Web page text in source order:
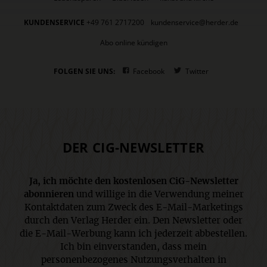
KUNDENSERVICE +49 761 2717200
kundenservice@herder.de
Abo online kündigen
FOLGEN SIE UNS: Facebook Twitter
DER CIG-NEWSLETTER
Ja, ich möchte den kostenlosen CiG-Newsletter
abonnierenund willige in die Verwendung meiner
Kontaktdaten zum Zweck des E-Mail-Marketings
durch den Verlag Herder ein. Den Newsletter oder
die E-Mail-Werbung kann ich jederzeit abbestellen.
Ich bin einverstanden, dass mein
personenbezogenes Nutzungsverhalten in